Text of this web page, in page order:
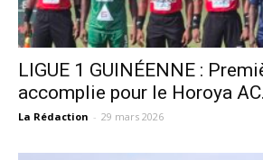
LIGUE 1 GUINÉENNE :
accomplie pour le Horoya
La Rédaction - 29 mars 2026